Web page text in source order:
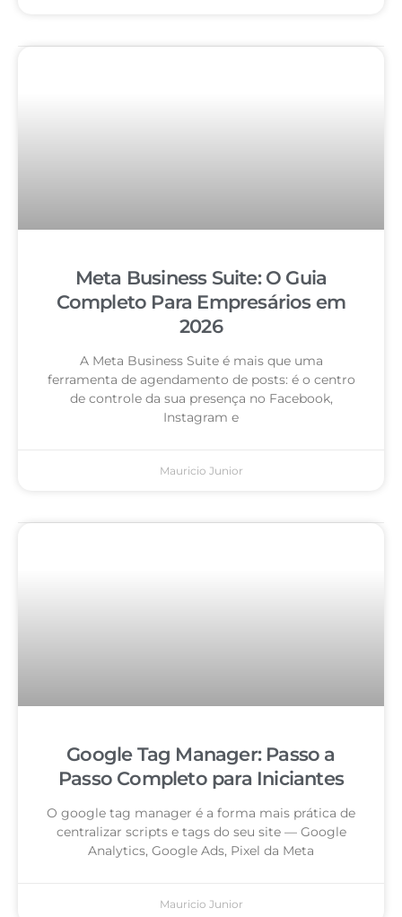
Meta Business Suite: O Guia
Completo Para Empresários em
2026
A Meta Business Suite é mais que uma
ferramenta de agendamento de posts: é o centro
de controle da sua presença no Facebook,
Instagram e
Mauricio Junior
Google Tag Manager: Passo a
Passo Completo para Iniciantes
O google tag manager é a forma mais prática de
centralizar scripts e tags do seu site — Google
Analytics, Google Ads, Pixel da Meta
Mauricio Junior